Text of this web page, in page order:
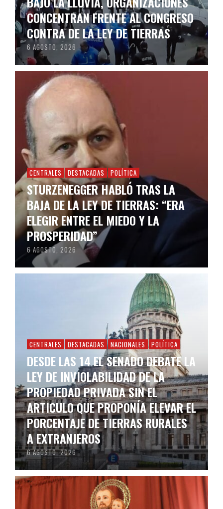
CONCENTRAN FRENTE AL CONGRESO
CONTRA DE LA LEY DE TIERRAS
6 AGOSTO, 2026
CENTRALES DESTACADAS POLÍTICA
STURZENEGGER HABLÓ TRAS LA
BAJA DE LA LEY DE TIERRAS: “ERA
ELEGIR ENTRE EL MIEDO Y LA
PROSPERIDAD”
6 AGOSTO, 2026
CENTRALES DESTACADAS NACIONALES POLÍTICA
DESDE LAS 14 EL SENADO DEBATE LA
LEY DE INVIOLABILIDAD DE LA
PROPIEDAD PRIVADA SIN EL
ARTICULO QUE PROPONÍA ELEVAR EL
PORCENTAJE DE TIERRAS RURALES
A EXTRANJEROS
6 AGOSTO, 2026